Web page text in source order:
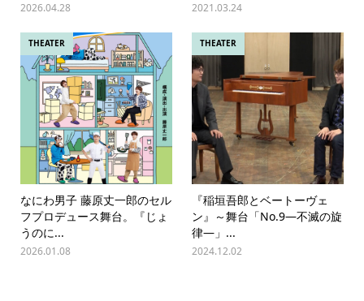
2026.04.28 2021.03.24
THEATER
なにわ男子 藤原丈一郎のセル
フプロデュース舞台。『じょ
うのに...
2026.01.08
THEATER
『稲垣吾郎とベートーヴェ
ン』～舞台「No.9―不滅の旋
律―」...
2024.12.02